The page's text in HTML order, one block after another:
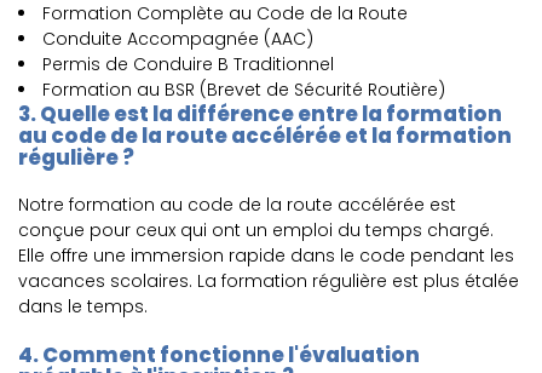
Formation Complète au Code de la Route
Conduite Accompagnée (AAC)
Permis de Conduire B Traditionnel
Formation au BSR (Brevet de Sécurité Routière)
3. Quelle est la différence entre la formation
au code de la route accélérée et la formation
régulière ?
Notre formation au code de la route accélérée est
conçue pour ceux qui ont un emploi du temps chargé.
Elle offre une immersion rapide dans le code pendant les
vacances scolaires. La formation régulière est plus étalée
dans le temps.
4. Comment fonctionne l'évaluation